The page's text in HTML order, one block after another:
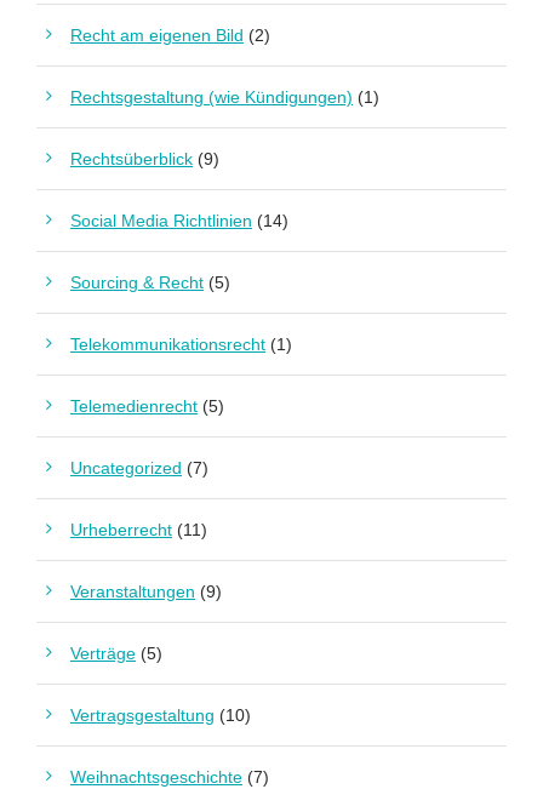
Recht am eigenen Bild (2)
Rechtsgestaltung (wie Kündigungen) (1)
Rechtsüberblick (9)
Social Media Richtlinien (14)
Sourcing & Recht (5)
Telekommunikationsrecht (1)
Telemedienrecht (5)
Uncategorized (7)
Urheberrecht (11)
Veranstaltungen (9)
Verträge (5)
Vertragsgestaltung (10)
Weihnachtsgeschichte (7)